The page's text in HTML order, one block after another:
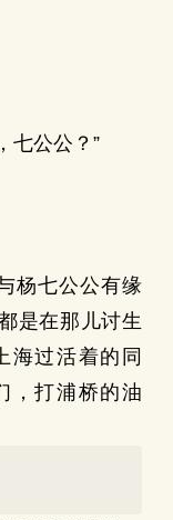
公公？”
杨七公公有缘
是在那儿讨生
海过活着的同
，打浦桥的油